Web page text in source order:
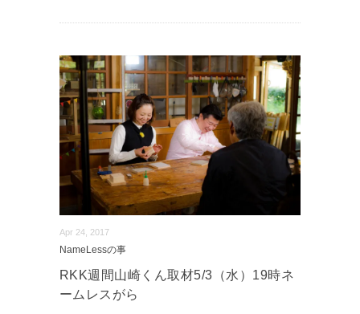
Apr 24, 2017
NameLessの事
RKK週間山崎くん取材5/3（水）19時ネ
ームレスがら